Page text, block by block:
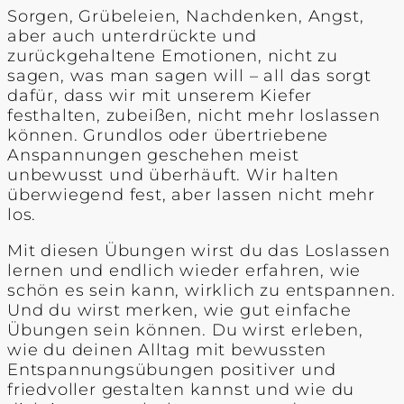
Sorgen, Grübeleien, Nachdenken, Angst,
aber auch unterdrückte und
zurückgehaltene Emotionen, nicht zu
sagen, was man sagen will – all das sorgt
dafür, dass wir mit unserem Kiefer
festhalten, zubeißen, nicht mehr loslassen
können. Grundlos oder übertriebene
Anspannungen geschehen meist
unbewusst und überhäuft. Wir halten
überwiegend fest, aber lassen nicht mehr
los.
Mit diesen Übungen wirst du das Loslassen
lernen und endlich wieder erfahren, wie
schön es sein kann, wirklich zu entspannen.
Und du wirst merken, wie gut einfache
Übungen sein können. Du wirst erleben,
wie du deinen Alltag mit bewussten
Entspannungsübungen positiver und
friedvoller gestalten kannst und wie du